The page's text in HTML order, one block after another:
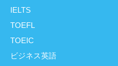
IELTS
TOEFL
TOEIC
ビジネス英語